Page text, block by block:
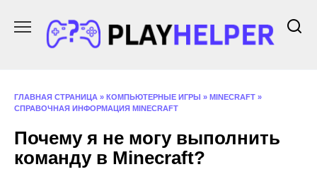
содержанию
ГЛАВНАЯ СТРАНИЦА » КОМПЬЮТЕРНЫЕ ИГРЫ » MINECRAFT »
СПРАВОЧНАЯ ИНФОРМАЦИЯ MINECRAFT
Почему я не могу выполнить
команду в Minecraft?